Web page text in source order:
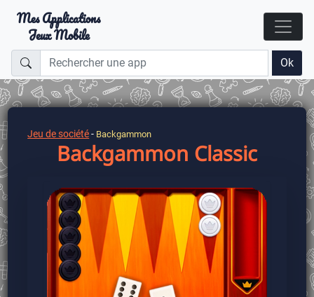
Mes Applications
Jeux Mobile
Ok
Jeu de société- Backgammon
Backgammon Classic